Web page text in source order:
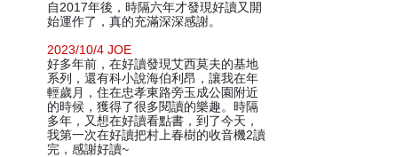
自2017年後，時隔六年才發現好讀又開
始運作了，真的充滿深深感謝。
2023/10/4 JOE
好多年前，在好讀發現艾西莫夫的基地
系列，還有科小說海伯利昂，讓我在年
輕歲月，住在忠孝東路旁玉成公園附近
的時候，獲得了很多閱讀的樂趣。時隔
多年，又想在好讀看點書，到了今天，
我第一次在好讀把村上春樹的收音機2讀
完，感謝好讀~